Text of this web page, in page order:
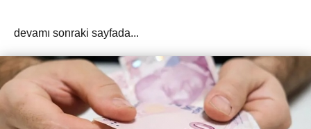
devamı sonraki sayfada...